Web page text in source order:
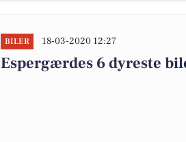
BILER 18-03-2020 12:27
Espergærdes 6 dyreste